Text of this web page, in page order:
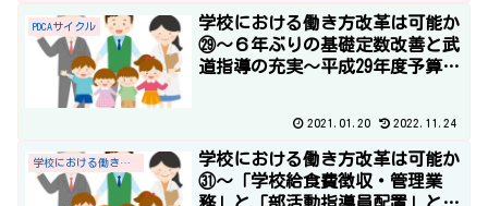
PDCAサイクル
学校における働き方改革は可能か
㉙～６年ぶりの基礎定数改善と武
道指導の充実～平成29年度予算2
2021.01.20 2022.11.24
学校における働き方改革
学校における働き方改革は可能か
㉛～「学校給食費徴収・管理業
務」と「部活動指導員配置」と平